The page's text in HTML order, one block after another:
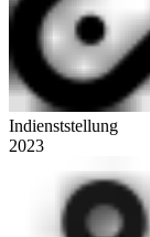
Indienststellung
2023